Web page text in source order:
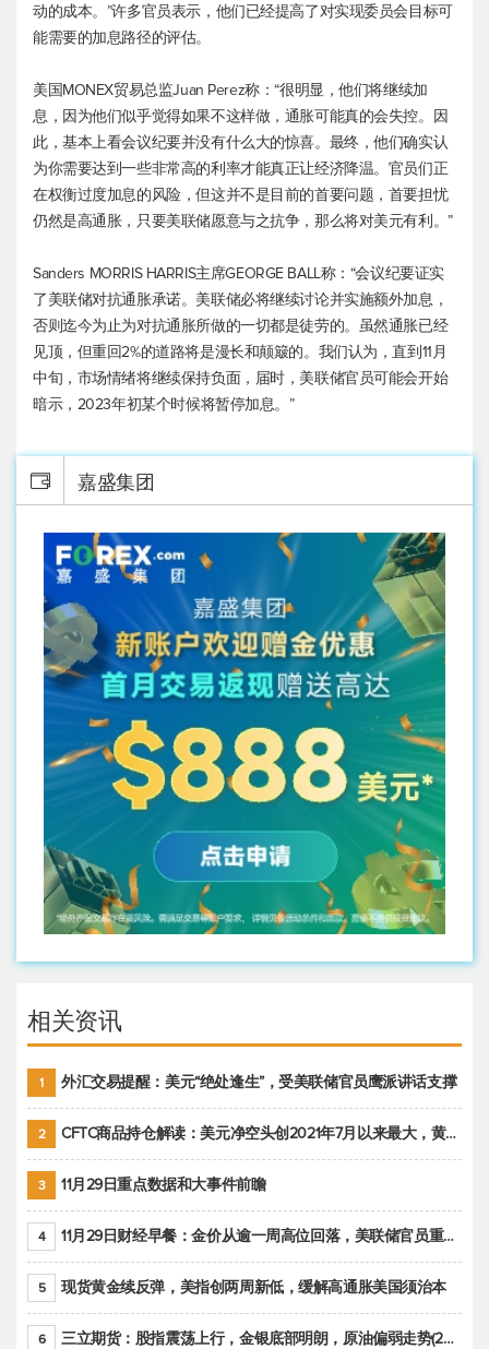
动的成本。”许多官员表示，他们已经提高了对实现委员会目标可
能需要的加息路径的评估。
美国MONEX贸易总监Juan Perez称：“很明显，他们将继续加
息，因为他们似乎觉得如果不这样做，通胀可能真的会失控。因
此，基本上看会议纪要并没有什么大的惊喜。最终，他们确实认
为你需要达到一些非常高的利率才能真正让经济降温。官员们正
在权衡过度加息的风险，但这并不是目前的首要问题，首要担忧
仍然是高通胀，只要美联储愿意与之抗争，那么将对美元有利。”
Sanders MORRIS HARRIS主席GEORGE BALL称：“会议纪要证实
了美联储对抗通胀承诺。美联储必将继续讨论并实施额外加息，
否则迄今为止为对抗通胀所做的一切都是徒劳的。虽然通胀已经
见顶，但重回2%的道路将是漫长和颠簸的。我们认为，直到11月
中旬，市场情绪将继续保持负面，届时，美联储官员可能会开始
暗示，2023年初某个时候将暂停加息。”
嘉盛集团
相关资讯
1 外汇交易提醒：美元“绝处逢生”，受美联储官员鹰派讲话支撑
2 CFTC商品持仓解读：美元净空头创2021年7月以来最大，黄金期货投机性净多头头寸减少
3 11月29日重点数据和大事件前瞻
4 11月29日财经早餐：金价从逾一周高位回落，美联储官员重申鹰派立场推动美元回升
5 现货黄金续反弹，美指创两周新低，缓解高通胀美国须治本
6 三立期货：股指震荡上行，金银底部明朗，原油偏弱走势(20221128收评)